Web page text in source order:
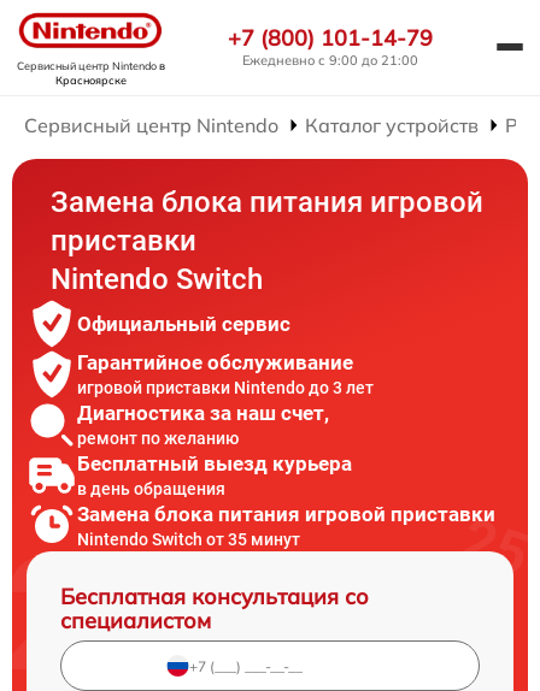
Сервисный центр Nintendoв
Красноярске
+7 (800) 101-14-79
Ежедневно с 9:00 до 21:00
Сервисный центр Nintendo Каталог устройств
Замена блока питания игровой
приставки
Nintendo Switch
Официальный сервис
Гарантийное обслуживание
игровой приставки Nintendo до 3 лет
Диагностика за наш счет,
ремонт по желанию
Бесплатный выезд курьера
в день обращения
Замена блока питания игровой приставки
Nintendo Switch от 35 минут
Бесплатная консультация со
специалистом